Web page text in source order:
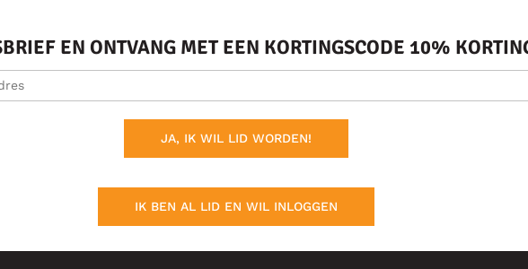
EN ONTVANG MET EEN KORTINGSCODE 10%
JA, IK WIL LID WORDEN!
IK BEN AL LID EN WIL INLOGGEN